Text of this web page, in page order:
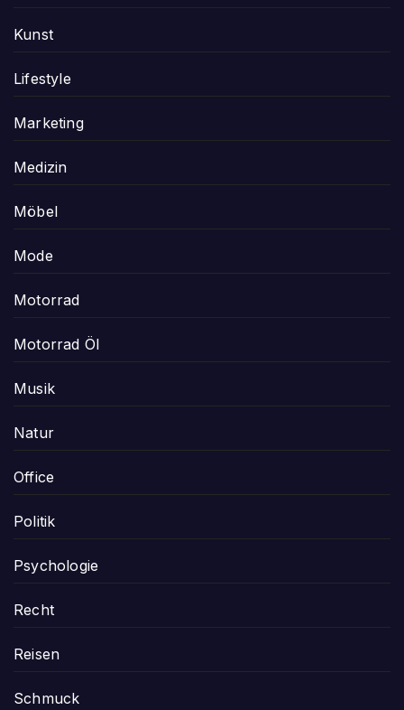
Kunst
Lifestyle
Marketing
Medizin
Möbel
Mode
Motorrad
Motorrad Öl
Musik
Natur
Office
Politik
Psychologie
Recht
Reisen
Schmuck